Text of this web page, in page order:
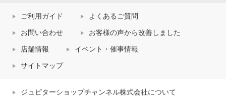
ご利用ガイド よくあるご質問
お問い合わせ お客様の声から改善しました
店舗情報 イベント・催事情報
サイトマップ
ジュピターショップチャンネル株式会社について